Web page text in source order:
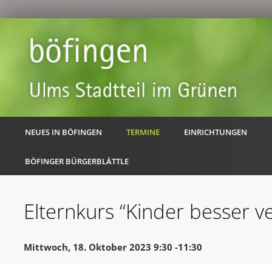
NEUES IN BÖFINGEN TERMINE EINRICHTUNGEN
BÖFINGER BÜRGERBLÄTTLE
Elternkurs “Kinder besser
Mittwoch, 18. Oktober 2023 9:30 -11:30